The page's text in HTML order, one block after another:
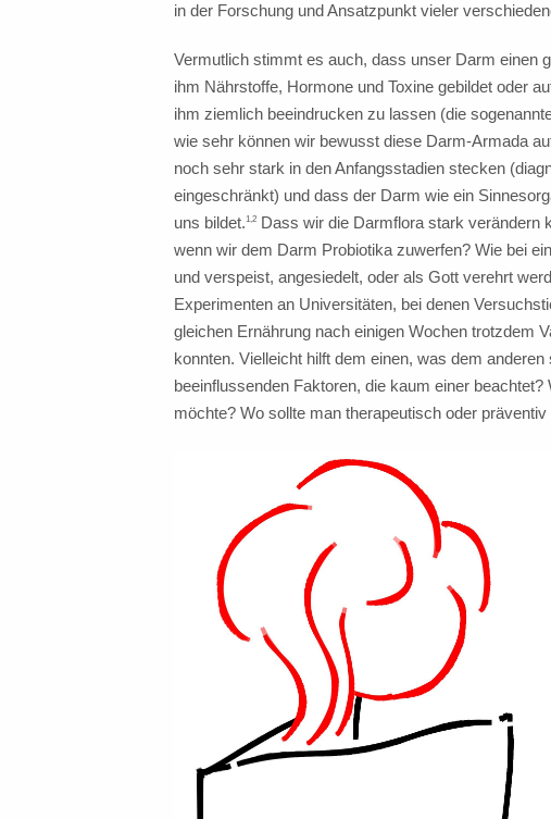
in der Forschung und Ansatzpunkt vieler
Vermutlich stimmt es auch, dass unser Darm einen
ihm Nährstoffe, Hormone und Toxine gebildet oder
ihm ziemlich beeindrucken zu lassen (die
wie sehr können wir bewusst diese Darm-Armada
noch sehr stark in den Anfangsstadien stecken
eingeschränkt) und dass der Darm wie ein
uns bildet.1,2 Dass wir die Darmflora stark verändern
wenn wir dem Darm Probiotika zuwerfen? Wie bei
und verspeist, angesiedelt, oder als Gott verehrt
Experimenten an Universitäten, bei denen
gleichen Ernährung nach einigen Wochen trotzdem
konnten. Vielleicht hilft dem einen, was dem
beeinflussenden Faktoren, die kaum einer
möchte? Wo sollte man therapeutisch oder